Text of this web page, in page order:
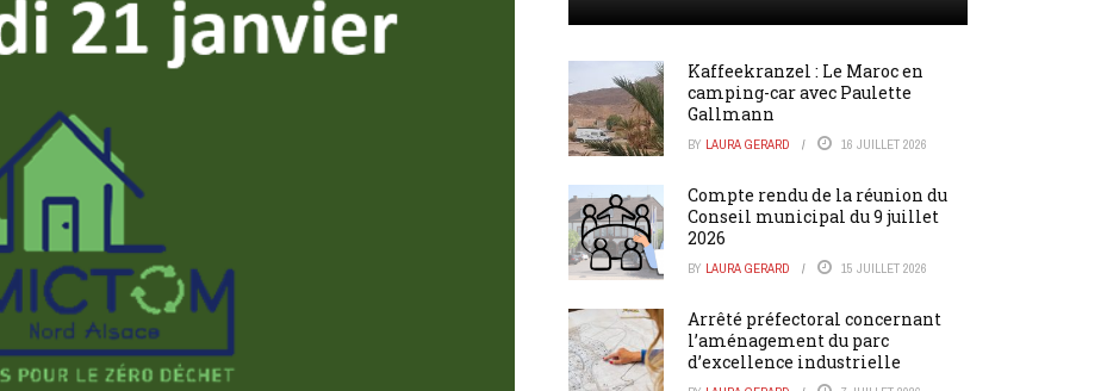
Kaffeekranzel : Le Maroc en
camping-car avec Paulette
Gallmann
BY LAURA GERARD 16 JUILLET 2026
Compte rendu de la réunion du
Conseil municipal du 9 juillet
2026
BY LAURA GERARD 15 JUILLET 2026
Arrêté préfectoral concernant
l’aménagement du parc
d’excellence industrielle